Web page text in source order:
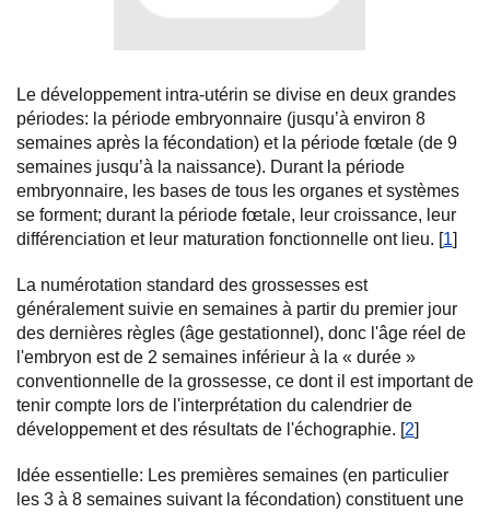
Le développement intra-utérin se divise en deux grandes
périodes: la période embryonnaire (jusqu’à environ 8
semaines après la fécondation) et la période fœtale (de 9
semaines jusqu’à la naissance). Durant la période
embryonnaire, les bases de tous les organes et systèmes
se forment; durant la période fœtale, leur croissance, leur
différenciation et leur maturation fonctionnelle ont lieu. [1]
La numérotation standard des grossesses est
généralement suivie en semaines à partir du premier jour
des dernières règles (âge gestationnel), donc l'âge réel de
l'embryon est de 2 semaines inférieur à la « durée »
conventionnelle de la grossesse, ce dont il est important de
tenir compte lors de l'interprétation du calendrier de
développement et des résultats de l'échographie. [2]
Idée essentielle: Les premières semaines (en particulier
les 3 à 8 semaines suivant la fécondation) constituent une